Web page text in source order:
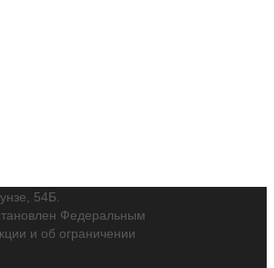
54Б.
Федеральным
и об ограничении